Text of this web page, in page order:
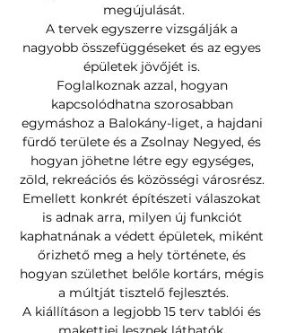
megújulását.
A tervek egyszerre vizsgálják a
nagyobb összefüggéseket és az egyes
épületek jövőjét is.
Foglalkoznak azzal, hogyan
kapcsolódhatna szorosabban
egymáshoz a Balokány-liget, a hajdani
fürdő területe és a Zsolnay Negyed, és
hogyan jöhetne létre egy egységes,
zöld, rekreációs és közösségi városrész.
Emellett konkrét építészeti válaszokat
is adnak arra, milyen új funkciót
kaphatnának a védett épületek, miként
őrizhető meg a hely története, és
hogyan születhet belőle kortárs, mégis
a múltját tisztelő fejlesztés.
A kiállításon a legjobb 15 terv tablói és